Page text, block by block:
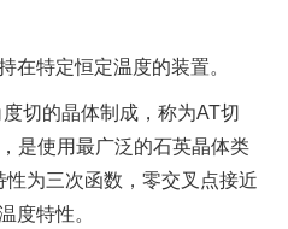
在特定恒定温度的装置。
切的晶体制成，称为AT切
是使用最广泛的石英晶体类
为三次函数，零交叉点接近
度特性。